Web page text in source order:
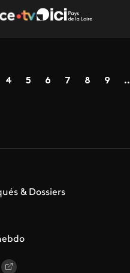
Page
4 Page
5 Page
6 Page
7 Page
8 Page
9
& Dossiers